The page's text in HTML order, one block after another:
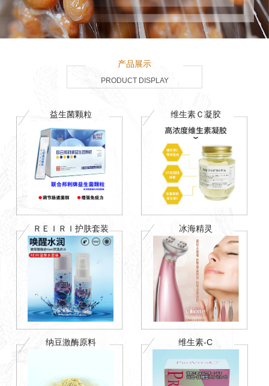
PRODUCT DISPLAY
产品展示
益生菌颗粒 维生素Ｃ凝胶
ＲＥＩＲＩ护肤套装 冰海精灵
纳豆激酶原料 维生素-C